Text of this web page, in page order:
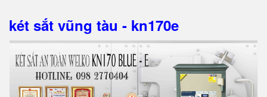
két sắt vũng tàu - kn170e